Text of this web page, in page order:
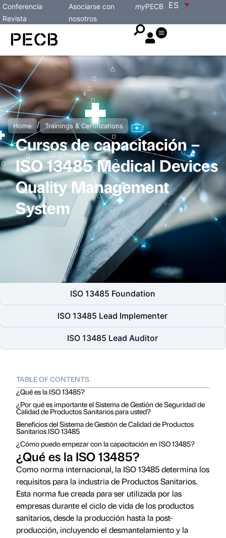
Conferencia
Revista
Asociarse con
nosotros
ES
myPECB
Home / Trainings & Certifications
Cursos de capacitación –
ISO 13485 Medical Devices
Quality Management
System
ISO 13485 Foundation
ISO 13485 Lead Implementer
ISO 13485 Lead Auditor
TABLE OF CONTENTS
¿Qué es la ISO 13485?
¿Por qué es importante el Sistema de Gestión de Seguridad de
Calidad de Productos Sanitarios para usted?
Beneficios del Sistema de Gestión de Calidad de Productos
Sanitarios ISO 13485
¿Cómo puedo empezar con la capacitación en ISO 13485?
¿Qué es la ISO 13485?
Como norma internacional, la ISO 13485 determina los
requisitos para la industria de Productos Sanitarios.
Esta norma fue creada para ser utilizada por las
empresas durante el ciclo de vida de los productos
sanitarios, desde la producción hasta la post-
producción, incluyendo el desmantelamiento y la